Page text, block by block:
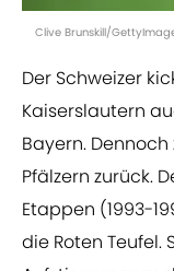
Clive Brunskill/
Der Schweizer
Kaiserslautern
Bayern.
Pfälzern zurück.
Etappen (1993-
die Roten Teufel.